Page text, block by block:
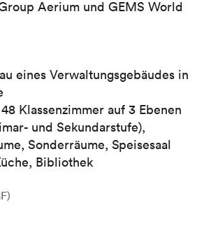
Aerium und GEMS World
eines Verwaltungsgebäudes in
Klassenzimmer auf 3 Ebenen
und Sekundarstufe),
Sonderräume, Speisesaal
Bibliothek